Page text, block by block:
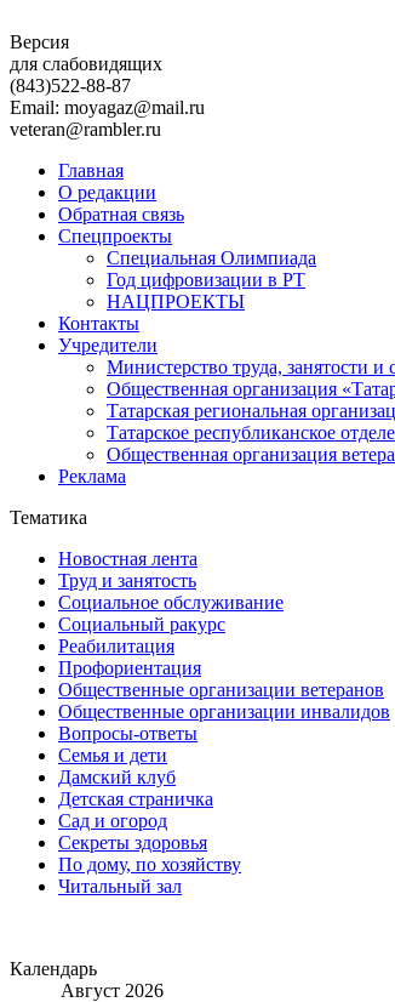
Версия
для слабовидящих
(843)522-88-87
Email: moyagaz@mail.ru
veteran@rambler.ru
Главная
О редакции
Обратная связь
Спецпроекты
Специальная Олимпиада
Год цифровизации в РТ
НАЦПРОЕКТЫ
Контакты
Учредители
Министерство труда, занятости
Общественная организация
Татарская региональная
Татарское республиканское
Общественная организация
Реклама
Тематика
Новостная лента
Труд и занятость
Социальное обслуживание
Социальный ракурс
Реабилитация
Профориентация
Общественные организации ветеранов
Общественные организации инвалидов
Вопросы-ответы
Семья и дети
Дамский клуб
Детская страничка
Сад и огород
Секреты здоровья
По дому, по хозяйству
Читальный зал
Календарь
Август 2026